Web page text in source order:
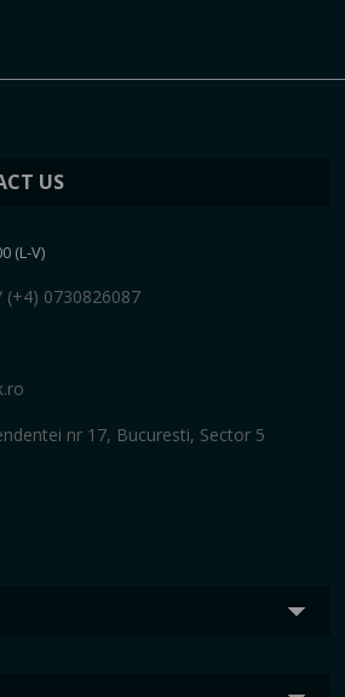
US
(L-V)
(+4) 0730826087
nr 17, Bucuresti, Sector 5